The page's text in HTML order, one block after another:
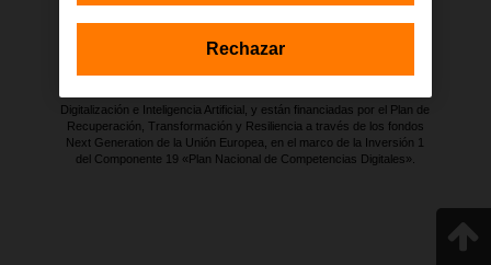
impulsada por Red.es, Ministerio para la Transformación Digital y de
Digitalización e Inteligencia Artificial, y están financiadas por el Plan de
Recuperación, Transformación y Resiliencia a través de los fondos
Next Generation de la Unión Europea, en el marco de la Inversión 1
del Componente 19 «Plan Nacional de Competencias Digitales».
Rechazar